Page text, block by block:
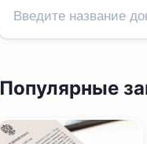
Популярные